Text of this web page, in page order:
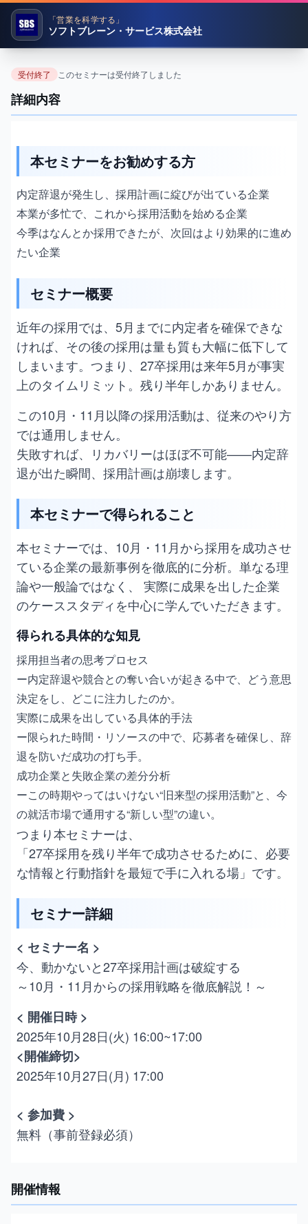
「営業を科学する」
ソフトブレーン・サービス株式会社
10月・11月からの採用戦略を徹底解説！
受付終了 このセミナーは受付終了しました
詳細内容
本セミナーをお勧めする方
内定辞退が発生し、採用計画に綻びが出ている企業
本業が多忙で、これから採用活動を始める企業
今季はなんとか採用できたが、次回はより効果的に進め
たい企業
セミナー概要
近年の採用では、5月までに内定者を確保できな
ければ、その後の採用は量も質も大幅に低下して
しまいます。つまり、27卒採用は来年5月が事実
上のタイムリミット。残り半年しかありません。
この10月・11月以降の採用活動は、従来のやり方
では通用しません。
失敗すれば、リカバリーはほぼ不可能——内定辞
退が出た瞬間、採用計画は崩壊します。
本セミナーで得られること
本セミナーでは、10月・11月から採用を成功させ
ている企業の最新事例を徹底的に分析。単なる理
論や一般論ではなく、 実際に成果を出した企業
のケーススタディを中心に学んでいただきます。
得られる具体的な知見
採用担当者の思考プロセス
ー内定辞退や競合との奪い合いが起きる中で、どう意思
決定をし、どこに注力したのか。
実際に成果を出している具体的手法
ー限られた時間・リソースの中で、応募者を確保し、辞
退を防いだ成功の打ち手。
成功企業と失敗企業の差分分析
ーこの時期やってはいけない“旧来型の採用活動”と、今
の就活市場で通用する“新しい型”の違い。
つまり本セミナーは、
「27卒採用を残り半年で成功させるために、必要
な情報と行動指針を最短で手に入れる場」です。
セミナー詳細
< セミナー名 >
今、動かないと27卒採用計画は破綻する
～10月・11月からの採用戦略を徹底解説！～
< 開催日時 >
2025年10月28日(火) 16:00~17:00
<開催締切>
2025年10月27日(月) 17:00
< 参加費 >
無料（事前登録必須）
開催情報